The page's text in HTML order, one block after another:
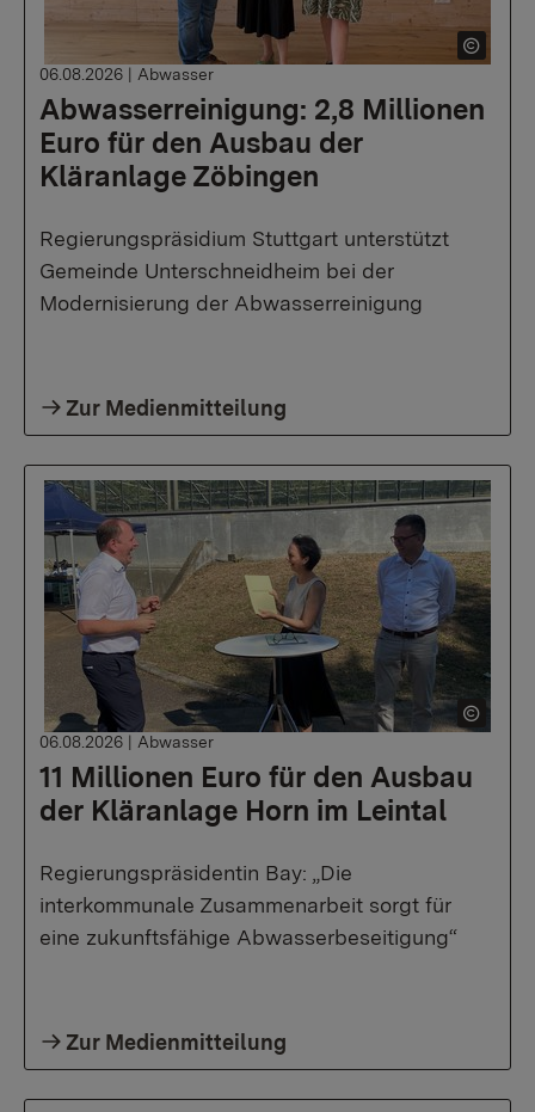
Abwasserreinigung: 2,8 Millionen
Euro für den Ausbau der
Kläranlage Zöbingen
06.08.2026 | Abwasser
Regierungspräsidium Stuttgart unterstützt
Gemeinde Unterschneidheim bei der
Modernisierung der Abwasserreinigung
Zur Medienmitteilung
11 Millionen Euro für den Ausbau
der Kläranlage Horn im Leintal
06.08.2026 | Abwasser
Regierungspräsidentin Bay: „Die
interkommunale Zusammenarbeit sorgt für
eine zukunftsfähige Abwasserbeseitigung“
Zur Medienmitteilung